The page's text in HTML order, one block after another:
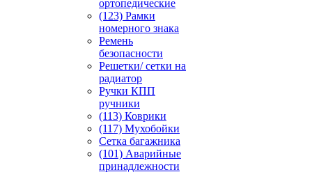
ортопедические
(123) Рамки
номерного знака
Ремень
безопасности
Решетки/ сетки на
радиатор
Ручки КПП
ручники
(113) Коврики
(117) Мухобойки
Сетка багажника
(101) Аварийные
принадлежности